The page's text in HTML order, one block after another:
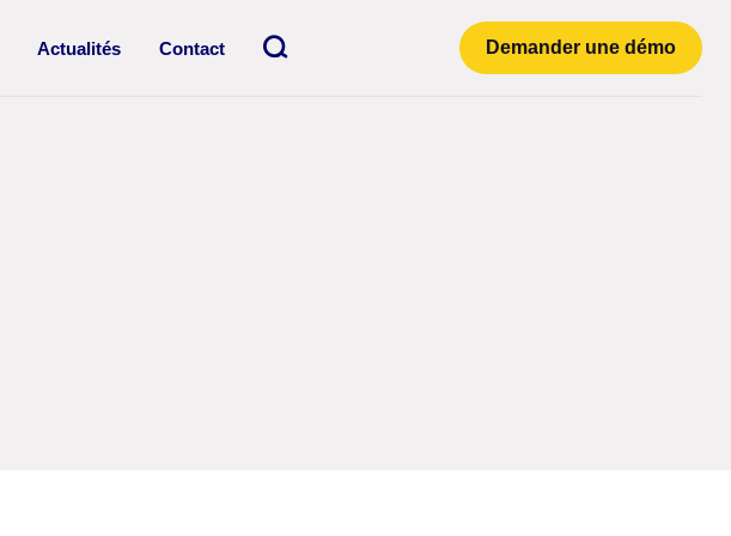
Actualités Contact Recherche Demander une démo